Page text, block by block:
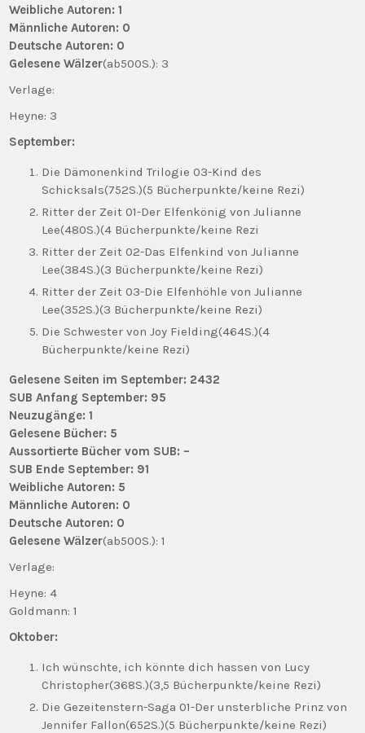
Weibliche Autoren: 1
Männliche Autoren: 0
Deutsche Autoren: 0
Gelesene Wälzer(ab500S.): 3
Verlage:
Heyne: 3
September:
Die Dämonenkind Trilogie 03-Kind des
Schicksals(752S.)(5 Bücherpunkte/keine Rezi)
Ritter der Zeit 01-Der Elfenkönig von Julianne
Lee(480S.)(4 Bücherpunkte/keine Rezi
Ritter der Zeit 02-Das Elfenkind von Julianne
Lee(384S.)(3 Bücherpunkte/keine Rezi)
Ritter der Zeit 03-Die Elfenhöhle von Julianne
Lee(352S.)(3 Bücherpunkte/keine Rezi)
Die Schwester von Joy Fielding(464S.)(4
Bücherpunkte/keine Rezi)
Gelesene Seiten im September: 2432
SUB Anfang September: 95
Neuzugänge: 1
Gelesene Bücher: 5
Aussortierte Bücher vom SUB: –
SUB Ende September: 91
Weibliche Autoren: 5
Männliche Autoren: 0
Deutsche Autoren: 0
Gelesene Wälzer(ab500S.): 1
Verlage:
Heyne: 4
Goldmann: 1
Oktober:
Ich wünschte, ich könnte dich hassen von Lucy
Christopher(368S.)(3,5 Bücherpunkte/keine Rezi)
Die Gezeitenstern-Saga 01-Der unsterbliche Prinz von
Jennifer Fallon(652S.)(5 Bücherpunkte/keine Rezi)